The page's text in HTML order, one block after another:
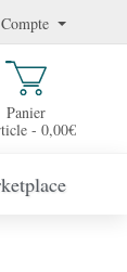
Panier
- 0,00€